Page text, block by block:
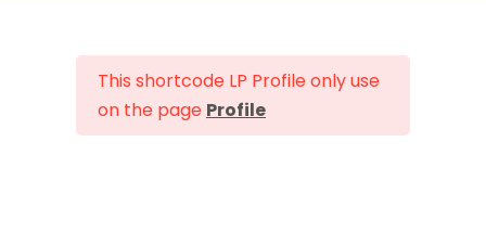
This shortcode LP Profile only use
on the page Profile